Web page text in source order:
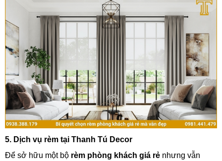
5. Dịch vụ rèm tại Thanh Tú Decor
Để sở hữu một bộ rèm phòng khách giá rẻ nhưng vẫn